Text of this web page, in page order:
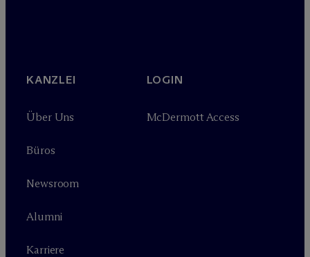
KANZLEI
Über Uns
Büros
Newsroom
Alumni
Karriere
LOGIN
McDermott Access